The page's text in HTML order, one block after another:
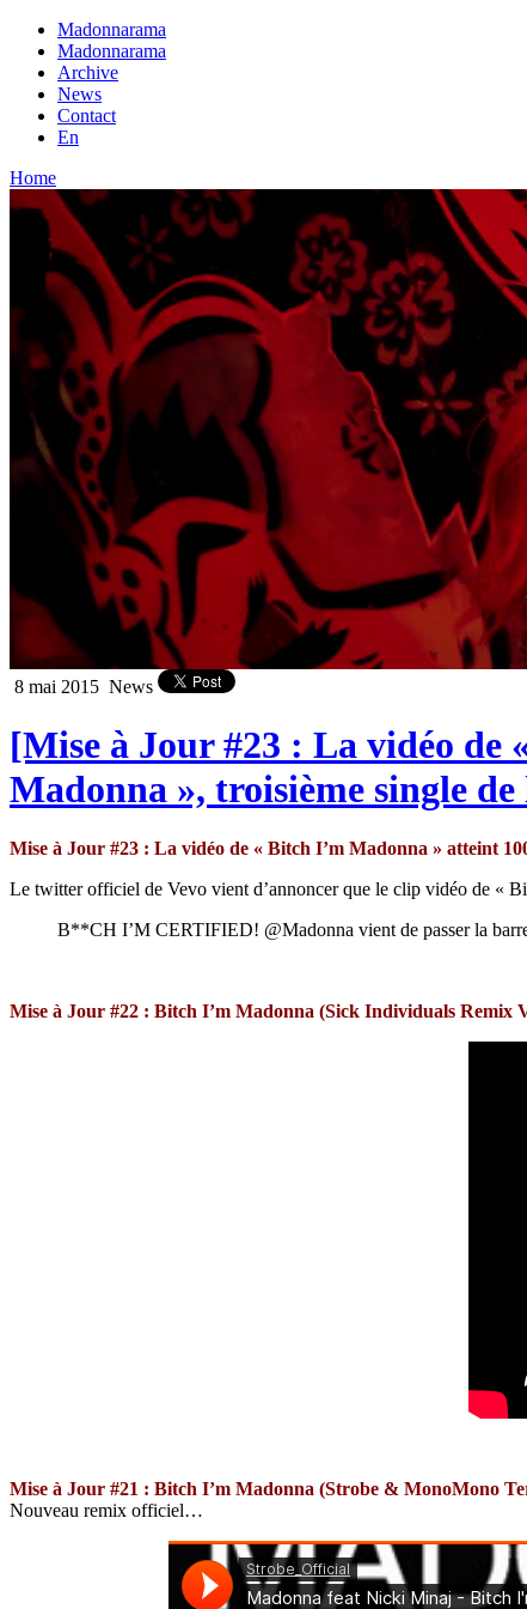
Madonnarama
Madonnarama
Archive
News
Contact
En
Home
8 mai 2015 News
[Mise à Jour #23 : La vidéo de
Madonna », troisième single
Mise à Jour #23 : La vidéo de « Bitch I’m Madonna » atteint
Le twitter officiel de Vevo vient d’annoncer que le clip vidéo de «
B**CH I’M CERTIFIED! @Madonna vient de passer la
Mise à Jour #22 : Bitch I’m Madonna (Sick Individuals Remix
Mise à Jour #21 : Bitch I’m Madonna (Strobe & MonoMono
Nouveau remix officiel…